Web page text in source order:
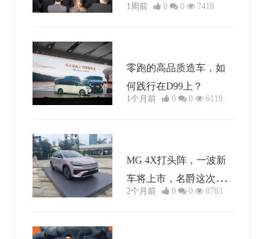
亚的破局与进化
1周前 0 0 7418
零跑的高品质造车，如
何践行在D99上？
1个月前 0 0 6119
MG 4X打头阵，一波新
车将上市，名爵这次本
土反击战能打响吗？
2个月前 0 0 8783